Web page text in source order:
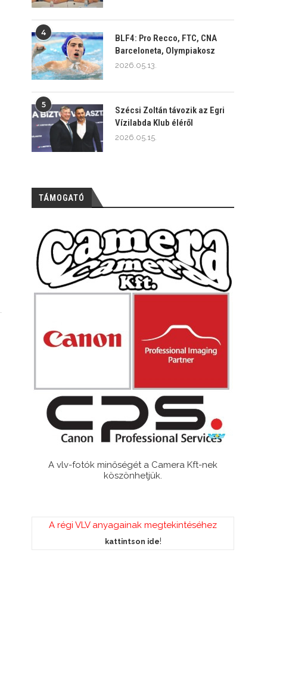
4
BLF4: Pro Recco, FTC, CNA
Barceloneta, Olympiakosz
2026.05.13.
5
Szécsi Zoltán távozik az Egri
Vízilabda Klub éléről
2026.05.15.
TÁMOGATÓ
A vlv-fotók minőségét a Camera Kft-nek
köszönhetjük.
A régi VLV anyagainak megtekintéséhez
kattintson ide!